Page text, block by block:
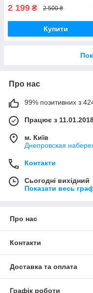
2 199 ₴ 2 500 ₴
Купити
Про нас
99% позитивних з 424
Працює з
м. Київ
Днепровская
Контакти
Сьогодні вихідний
Показати весь
Про нас
Контакти
Доставка та оплата
Графік роботи